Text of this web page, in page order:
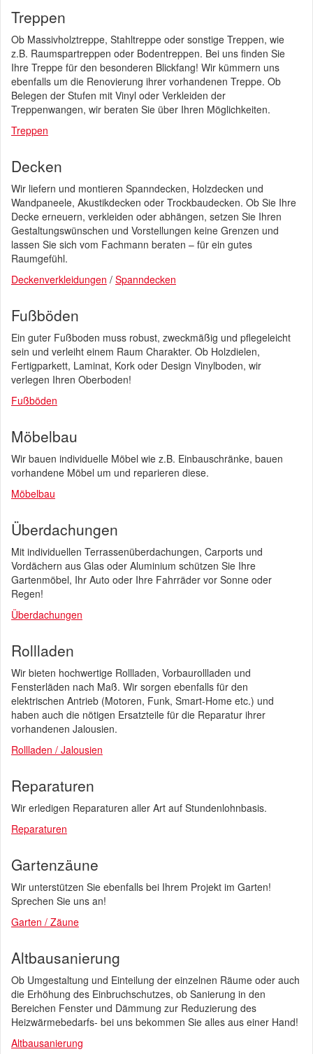
Treppen
Ob Massivholztreppe, Stahltreppe oder sonstige Treppen, wie
z.B. Raumspartreppen oder Bodentreppen. Bei uns finden Sie
Ihre Treppe für den besonderen Blickfang! Wir kümmern uns
ebenfalls um die Renovierung ihrer vorhandenen Treppe. Ob
Belegen der Stufen mit Vinyl oder Verkleiden der
Treppenwangen, wir beraten Sie über Ihren Möglichkeiten.
Treppen
Decken
Wir liefern und montieren Spanndecken, Holzdecken und
Wandpaneele, Akustikdecken oder Trockbaudecken. Ob Sie Ihre
Decke erneuern, verkleiden oder abhängen, setzen Sie Ihren
Gestaltungswünschen und Vorstellungen keine Grenzen und
lassen Sie sich vom Fachmann beraten – für ein gutes
Raumgefühl.
Deckenverkleidungen / Spanndecken
Fußböden
Ein guter Fußboden muss robust, zweckmäßig und pflegeleicht
sein und verleiht einem Raum Charakter. Ob Holzdielen,
Fertigparkett, Laminat, Kork oder Design Vinylboden, wir
verlegen Ihren Oberboden!
Fußböden
Möbelbau
Wir bauen individuelle Möbel wie z.B. Einbauschränke, bauen
vorhandene Möbel um und reparieren diese.
Möbelbau
Überdachungen
Mit individuellen Terrassenüberdachungen, Carports und
Vordächern aus Glas oder Aluminium schützen Sie Ihre
Gartenmöbel, Ihr Auto oder Ihre Fahrräder vor Sonne oder
Regen!
Überdachungen
Rollladen
Wir bieten hochwertige Rollladen, Vorbaurollladen und
Fensterläden nach Maß. Wir sorgen ebenfalls für den
elektrischen Antrieb (Motoren, Funk, Smart-Home etc.) und
haben auch die nötigen Ersatzteile für die Reparatur ihrer
vorhandenen Jalousien.
Rollladen / Jalousien
Reparaturen
Wir erledigen Reparaturen aller Art auf Stundenlohnbasis.
Reparaturen
Gartenzäune
Wir unterstützen Sie ebenfalls bei Ihrem Projekt im Garten!
Sprechen Sie uns an!
Garten / Zäune
Altbausanierung
Ob Umgestaltung und Einteilung der einzelnen Räume oder auch
die Erhöhung des Einbruchschutzes, ob Sanierung in den
Bereichen Fenster und Dämmung zur Reduzierung des
Heizwärmebedarfs- bei uns bekommen Sie alles aus einer Hand!
Altbausanierung